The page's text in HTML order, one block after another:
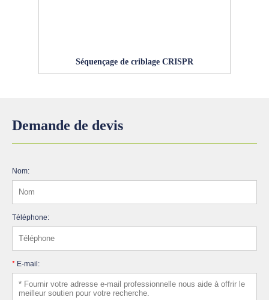
Séquençage de criblage CRISPR
Demande de devis
Nom:
Téléphone:
* E-mail: